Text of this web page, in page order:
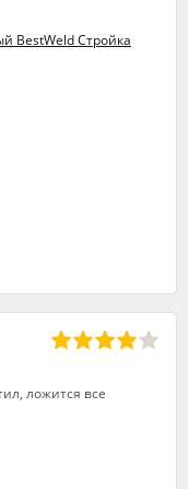
BestWeld Стройка
ложится все